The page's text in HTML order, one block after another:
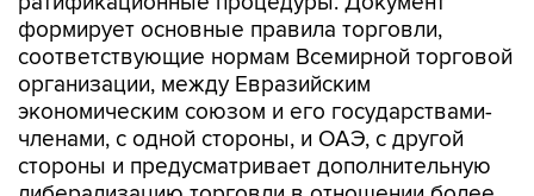
формирует основные правила торговли,
соответствующие нормам Всемирной торговой
организации, между Евразийским
экономическим союзом и его государствами-
членами, с одной стороны, и ОАЭ, с другой
стороны и предусматривает дополнительную